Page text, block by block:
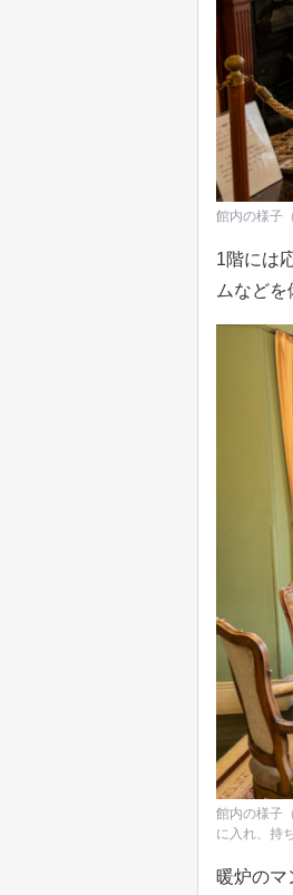
館内の様子
1階には
ムなどを
館内の様子
に入れ、持
暖炉のマ